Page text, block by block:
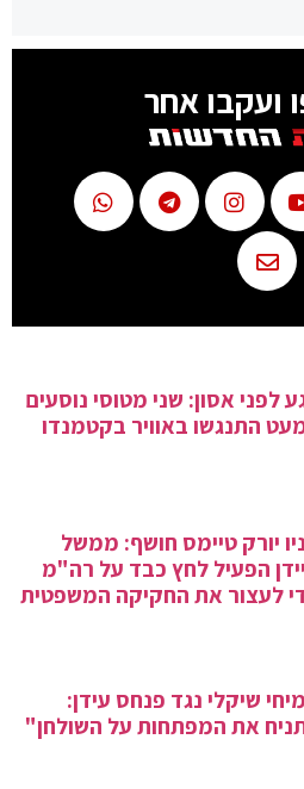
ועקבו אחר
לפני אסון: שני מטוסי נוסעים
התנגשו באוויר בקטמנדו
יורק טיימס חושף: ממשל
הפעיל לחץ כבד על רה"מ
לעצור את החקיקה המשפטית
שיקלי נגד פנחס עידן:
את המפתחות על השולחן"